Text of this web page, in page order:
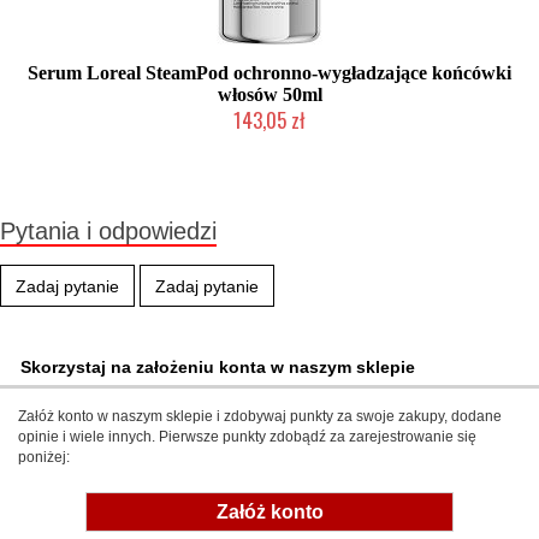
Serum Loreal SteamPod ochronno-wygładzające końcówki
włosów 50ml
143,05 zł
Pytania i odpowiedzi
Zadaj pytanie Zadaj pytanie
Skorzystaj na założeniu konta w naszym sklepie
Załóż konto w naszym sklepie i zdobywaj punkty za swoje zakupy, dodane
opinie i wiele innych. Pierwsze punkty zdobądź za zarejestrowanie się
poniżej:
Załóż konto